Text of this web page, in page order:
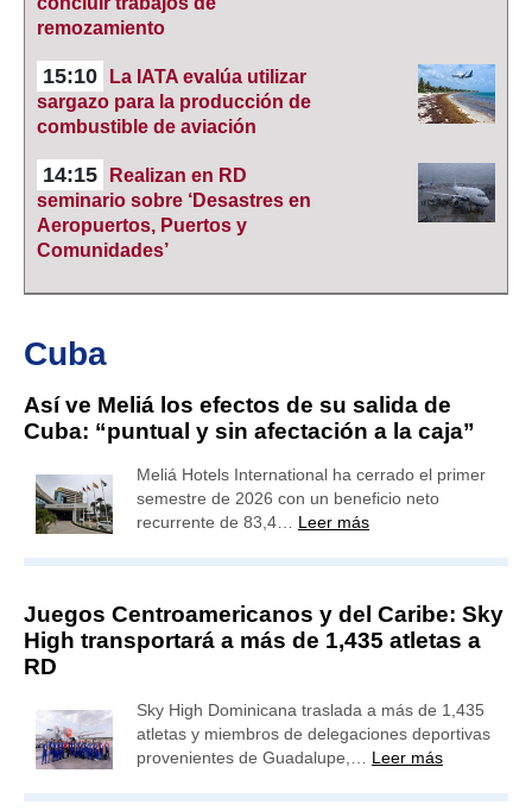
remozamiento
15:10
La IATA evalúa utilizar
sargazo para la producción de
combustible de aviación
14:15
Realizan en RD
seminario sobre ‘Desastres en
Aeropuertos, Puertos y
Comunidades’
Cuba
Así ve Meliá los efectos de su salida de
Cuba: “puntual y sin afectación a la caja”
Meliá Hotels International ha cerrado el primer
semestre de 2026 con un beneficio neto
recurrente de 83,4… Leer más
Juegos Centroamericanos y del Caribe: Sky
High transportará a más de 1,435 atletas a
RD
Sky High Dominicana traslada a más de 1,435
atletas y miembros de delegaciones deportivas
provenientes de Guadalupe,… Leer más